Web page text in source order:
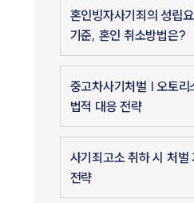
혼인빙자사기죄의 성립
기준, 혼인 취소방법은?
중고차사기처벌 | 오토리
법적 대응 전략
사기죄고소 취하 시 처벌
전략